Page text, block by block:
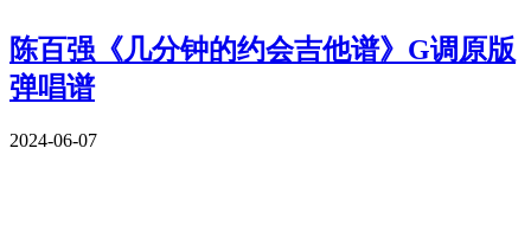
陈百强《几分钟的约会吉他谱》G调原版
弹唱谱
2024-06-07